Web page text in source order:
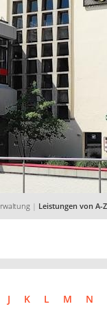
| Leistungen von A-Z
J K L M N